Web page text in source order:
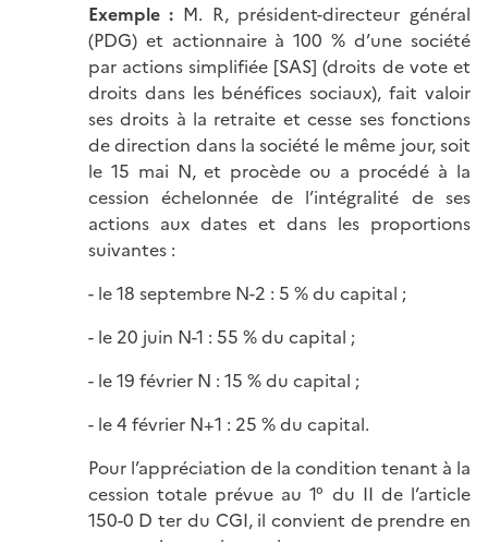
Exemple : M. R, président-directeur général
(PDG) et actionnaire à 100 % d’une société
par actions simplifiée [SAS] (droits de vote et
droits dans les bénéfices sociaux), fait valoir
ses droits à la retraite et cesse ses fonctions
de direction dans la société le même jour, soit
le 15 mai N, et procède ou a procédé à la
cession échelonnée de l’intégralité de ses
actions aux dates et dans les proportions
suivantes :
- le 18 septembre N-2 : 5 % du capital ;
- le 20 juin N-1 : 55 % du capital ;
- le 19 février N : 15 % du capital ;
- le 4 février N+1 : 25 % du capital.
Pour l’appréciation de la condition tenant à la
cession totale prévue au 1° du II de l’article
150-0 D ter du CGI, il convient de prendre en